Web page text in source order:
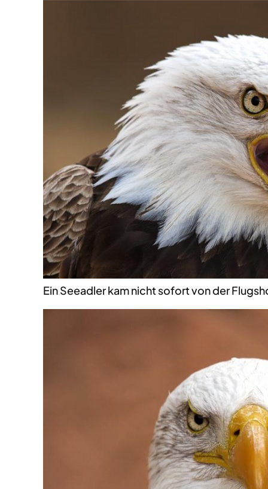
Ein Seeadler kam nicht sofort von der